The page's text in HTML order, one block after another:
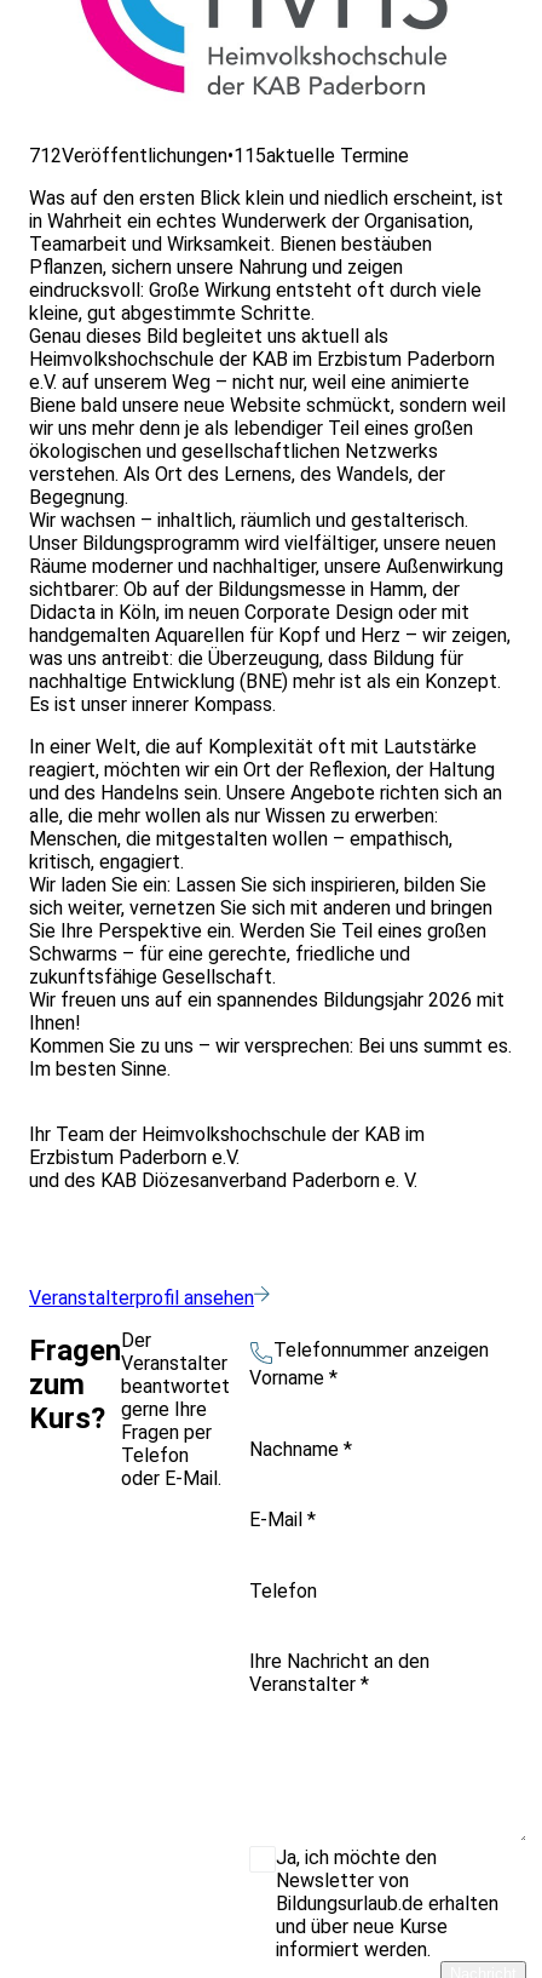
712Veröffentlichungen•115aktuelle Termine
Was auf den ersten Blick klein und niedlich erscheint, ist
in Wahrheit ein echtes Wunderwerk der Organisation,
Teamarbeit und Wirksamkeit. Bienen bestäuben
Pflanzen, sichern unsere Nahrung und zeigen
eindrucksvoll: Große Wirkung entsteht oft durch viele
kleine, gut abgestimmte Schritte.
Genau dieses Bild begleitet uns aktuell als
Heimvolkshochschule der KAB im Erzbistum Paderborn
e.V. auf unserem Weg – nicht nur, weil eine animierte
Biene bald unsere neue Website schmückt, sondern weil
wir uns mehr denn je als lebendiger Teil eines großen
ökologischen und gesellschaftlichen Netzwerks
verstehen. Als Ort des Lernens, des Wandels, der
Begegnung.
Wir wachsen – inhaltlich, räumlich und gestalterisch.
Unser Bildungsprogramm wird vielfältiger, unsere neuen
Räume moderner und nachhaltiger, unsere Außenwirkung
sichtbarer: Ob auf der Bildungsmesse in Hamm, der
Didacta in Köln, im neuen Corporate Design oder mit
handgemalten Aquarellen für Kopf und Herz – wir zeigen,
was uns antreibt: die Überzeugung, dass Bildung für
nachhaltige Entwicklung (BNE) mehr ist als ein Konzept.
Es ist unser innerer Kompass.
In einer Welt, die auf Komplexität oft mit Lautstärke
reagiert, möchten wir ein Ort der Reflexion, der Haltung
und des Handelns sein. Unsere Angebote richten sich an
alle, die mehr wollen als nur Wissen zu erwerben:
Menschen, die mitgestalten wollen – empathisch,
kritisch, engagiert.
Wir laden Sie ein: Lassen Sie sich inspirieren, bilden Sie
sich weiter, vernetzen Sie sich mit anderen und bringen
Sie Ihre Perspektive ein. Werden Sie Teil eines großen
Schwarms – für eine gerechte, friedliche und
zukunftsfähige Gesellschaft.
Wir freuen uns auf ein spannendes Bildungsjahr 2026 mit
Ihnen!
Kommen Sie zu uns – wir versprechen: Bei uns summt es.
Im besten Sinne.
Ihr Team der Heimvolkshochschule der KAB im
Erzbistum Paderborn e.V.
und des KAB Diözesanverband Paderborn e. V.
Veranstalterprofil ansehen
Fragen
zum
Kurs?
Der
Veranstalter
beantwortet
gerne Ihre
Fragen per
Telefon
oder E-Mail.
Telefonnummer anzeigen
Vorname *
Nachname *
E-Mail *
Telefon
Ihre Nachricht an den
Veranstalter *
Ja, ich möchte den
Newsletter von
Bildungsurlaub.de erhalten
und über neue Kurse
informiert werden.